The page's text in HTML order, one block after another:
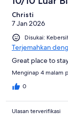
Christi
7 Jan 2026
Disukai:
Terjemahkan
Great place to
Menginap 4 malam
0
Ulasan terverifikasi